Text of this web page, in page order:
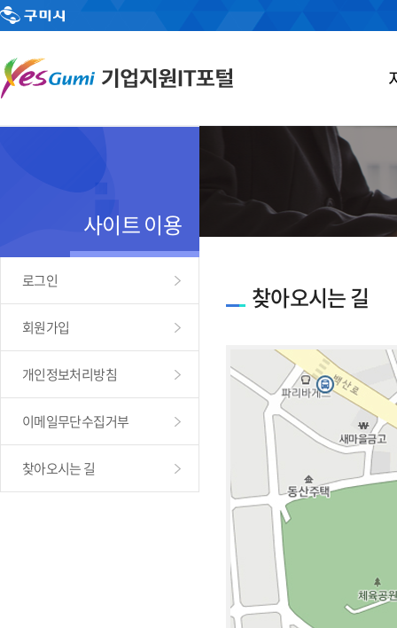
사이트 이용
로그인
회원가입
개인정보처리방침
이메일무단수집거부
찾아오시는 길
찾아오시는 길